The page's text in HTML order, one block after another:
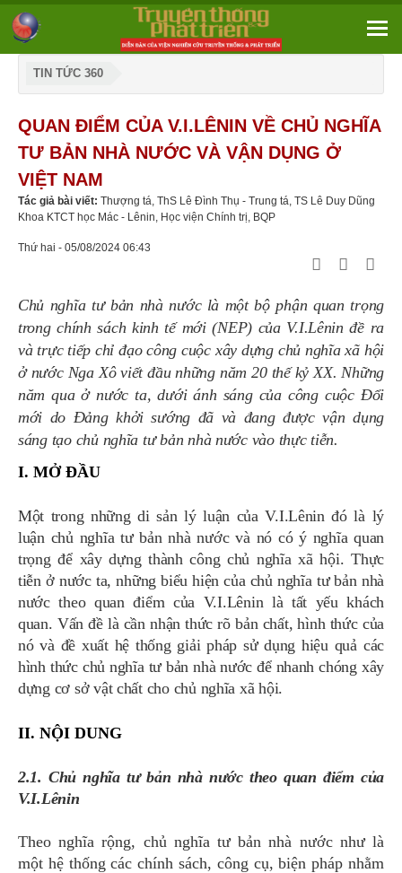
TIN TỨC 360
QUAN ĐIỂM CỦA V.I.LÊNIN VỀ CHỦ NGHĨA
TƯ BẢN NHÀ NƯỚC VÀ VẬN DỤNG Ở
VIỆT NAM
Tác giả bài viết: Thượng tá, ThS Lê Đình Thụ - Trung tá, TS Lê Duy Dũng
Khoa KTCT học Mác - Lênin, Học viện Chính trị, BQP
Thứ hai - 05/08/2024 06:43
Chủ nghĩa tư bản nhà nước là một bộ phận quan trọng
trong chính sách kinh tế mới (NEP) của V.I.Lênin đề ra
và trực tiếp chỉ đạo công cuộc xây dựng chủ nghĩa xã hội
ở nước Nga Xô viết đầu những năm 20 thế kỷ XX. Những
năm qua ở nước ta, dưới ánh sáng của công cuộc Đổi
mới do Đảng khởi sướng đã và đang được vận dụng
sáng tạo chủ nghĩa tư bản nhà nước vào thực tiễn.
I. MỞ ĐẦU
Một trong những di sản lý luận của V.I.Lênin đó là lý
luận chủ nghĩa tư bản nhà nước và nó có ý nghĩa quan
trọng để xây dựng thành công chủ nghĩa xã hội. Thực
tiễn ở nước ta, những biểu hiện của chủ nghĩa tư bản nhà
nước theo quan điểm của V.I.Lênin là tất yếu khách
quan. Vấn đề là cần nhận thức rõ bản chất, hình thức của
nó và đề xuất hệ thống giải pháp sử dụng hiệu quả các
hình thức chủ nghĩa tư bản nhà nước để nhanh chóng xây
dựng cơ sở vật chất cho chủ nghĩa xã hội.
II. NỘI DUNG
2.1. Chủ nghĩa tư bản nhà nước theo quan điểm của
V.I.Lênin
Theo nghĩa rộng, chủ nghĩa tư bản nhà nước như là
một hệ thống các chính sách, công cụ, biện pháp nhằm